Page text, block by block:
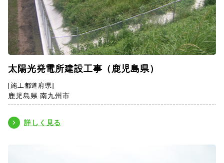
太陽光発電所建設工事（鹿児島県）
[施工都道府県]
鹿児島県 南九州市
詳しく見る